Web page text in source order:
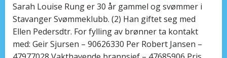
Sarah Louise Rung er 30 år gammel og svømmer i
Stavanger Svømmeklubb. (2) Han giftet seg med
Ellen Pedersdtr. For fylling av brønner ta kontakt
med: Geir Sjursen – 90626330 Per Robert Jansen –